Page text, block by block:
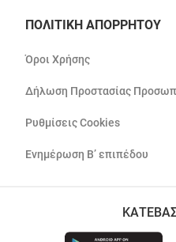
ΠΟΛΙΤΙΚΗ ΑΠΟΡΡΗΤΟΥ
Όροι Χρήσης
Δήλωση Προστασίας
Ρυθμίσεις Cookies
Ενημέρωση Β’ επιπέδου